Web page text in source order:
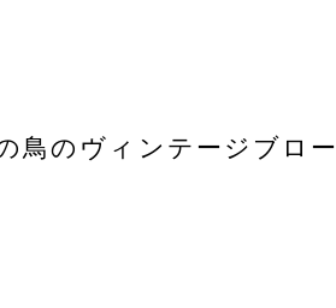
鳥のヴィンテージブロー